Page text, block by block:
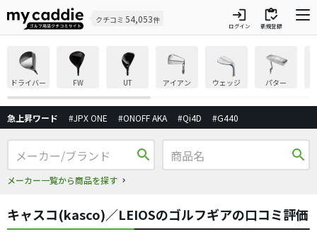
クチコミ 54,053件 login
ログイン
inventory
新規登録
ドライバー FW UT アイアン ウェッジ パター
急上昇ワード #JPX ONE #ONOFF AKA #Qi4D #G440
search
メーカー一覧から商品を探す
search
キャスコ(kasco)／LEIOSのゴルフギアの口コミ評価